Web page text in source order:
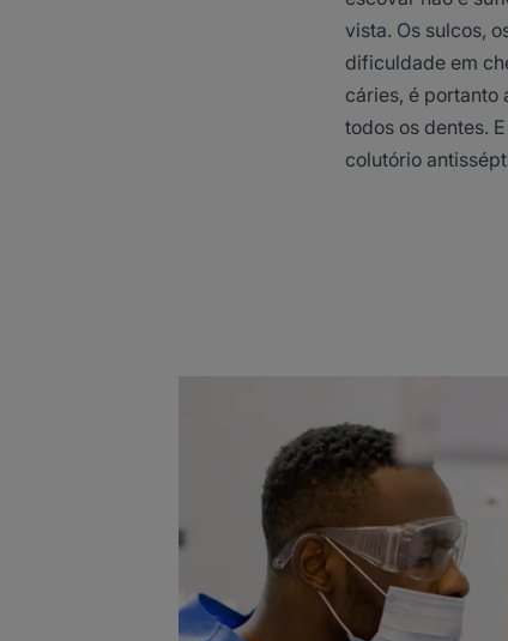
vista. Os sulcos,
dificuldade em
cáries, é portanto
todos os dentes.
colutório